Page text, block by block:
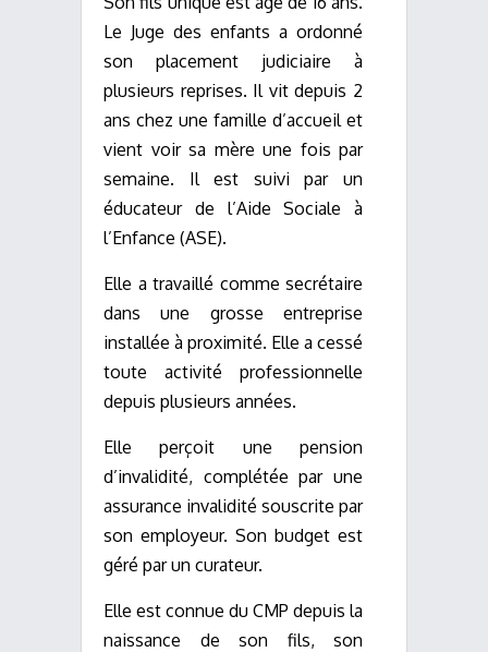
Le Juge des enfants a ordonné
son placement judiciaire à
plusieurs reprises. Il vit depuis 2
ans chez une famille d’accueil et
vient voir sa mère une fois par
semaine. Il est suivi par un
éducateur de l’Aide Sociale à
l’Enfance (ASE).
Elle a travaillé comme secrétaire
dans une grosse entreprise
installée à proximité. Elle a cessé
toute activité professionnelle
depuis plusieurs années.
Elle perçoit une pension
d’invalidité, complétée par une
assurance invalidité souscrite par
son employeur. Son budget est
géré par un curateur.
Elle est connue du CMP depuis la
naissance de son fils, son